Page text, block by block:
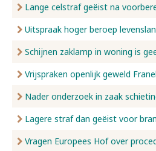
Lange celstraf geëist na
Uitspraak hoger beroep
Schijnen zaklamp in woning is
Vrijspraken openlijk geweld
Nader onderzoek in zaak
Lagere straf dan geëist voor
Vragen Europees Hof over